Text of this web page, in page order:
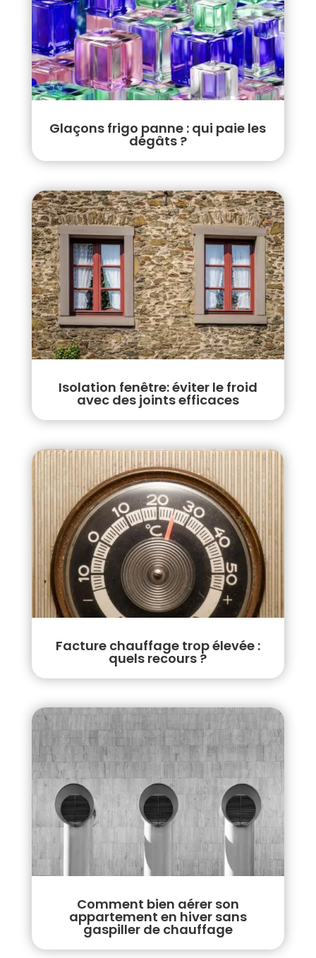
Glaçons frigo panne : qui paie les
dégâts ?
Isolation fenêtre: éviter le froid
avec des joints efficaces
Facture chauffage trop élevée :
quels recours ?
Comment bien aérer son
appartement en hiver sans
gaspiller de chauffage